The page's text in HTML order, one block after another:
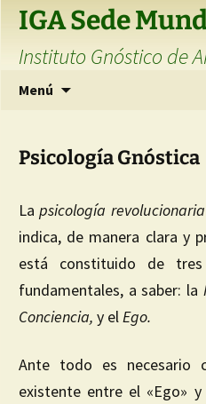
Saltar
contenido
IGA Sede
Instituto Gnóstico de
Menú
Psicología Gnóstica
Lapsicología revolucionaria
indica, de manera clara y
está constituido de tres
fundamentales, a saber: la
Conciencia, y elEgo.
Ante todo es necesario
existente entre el «Ego» y